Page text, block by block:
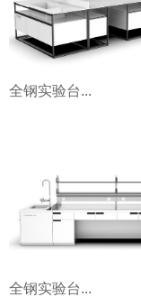
全钢实验台...
全钢实验台...